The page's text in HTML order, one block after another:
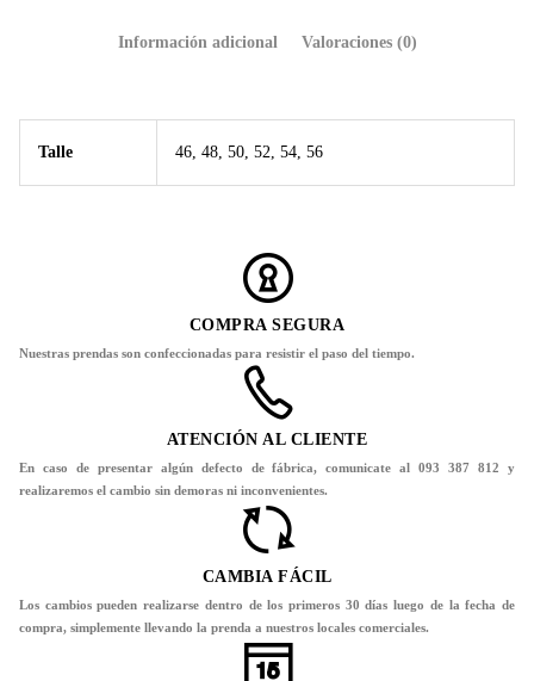
Información adicional Valoraciones (0)
Talle 46, 48, 50, 52, 54, 56
COMPRA SEGURA
Nuestras prendas son confeccionadas para resistir el paso del tiempo.
ATENCIÓN AL CLIENTE
En caso de presentar algún defecto de fábrica, comunicate al 093 387 812 y
realizaremos el cambio sin demoras ni inconvenientes.
CAMBIA FÁCIL
Los cambios pueden realizarse dentro de los primeros 30 días luego de la fecha de
compra, simplemente llevando la prenda a nuestros locales comerciales.